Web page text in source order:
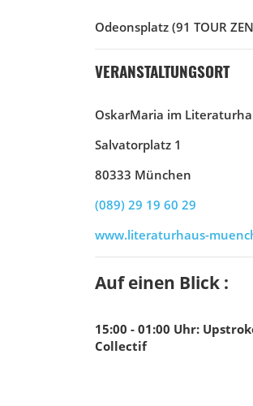
Odeonsplatz (91 TOUR
VERANSTALTUNGSORT
OskarMaria im
Salvatorplatz 1
80333 München
(089) 29 19 60 29
www.literaturhaus-
Auf einen Blick :
15:00 - 01:00 Uhr:
Collectif